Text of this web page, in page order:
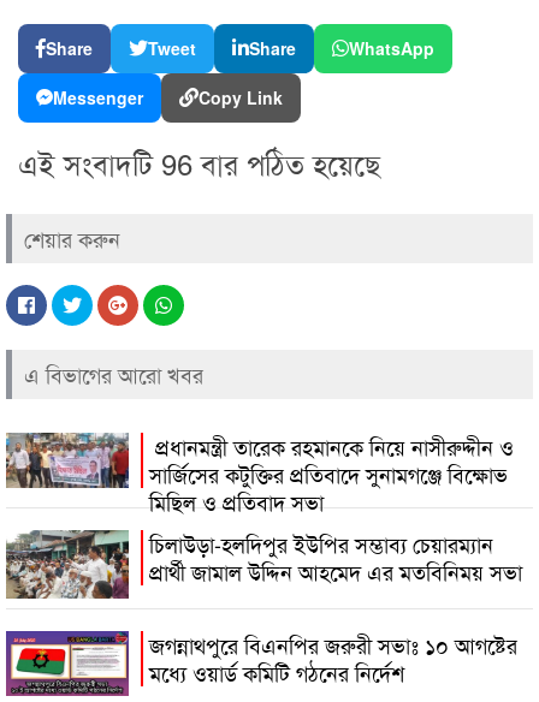
Share Tweet Share WhatsApp
Messenger Copy Link
এই সংবাদটি 96 বার পঠিত হয়েছে
শেয়ার করুন
এ বিভাগের আরো খবর
প্রধানমন্ত্রী তারেক রহমানকে নিয়ে নাসীরুদ্দীন ও
সার্জিসের কটুক্তির প্রতিবাদে সুনামগঞ্জে বিক্ষোভ
মিছিল ও প্রতিবাদ সভা
চিলাউড়া-হলদিপুর ইউপির সম্ভাব্য চেয়ারম্যান
প্রার্থী জামাল উদ্দিন আহমেদ এর মতবিনিময় সভা
জগন্নাথপুরে বিএনপির জরুরী সভাঃ ১০ আগষ্টের
মধ্যে ওয়ার্ড কমিটি গঠনের নির্দেশ